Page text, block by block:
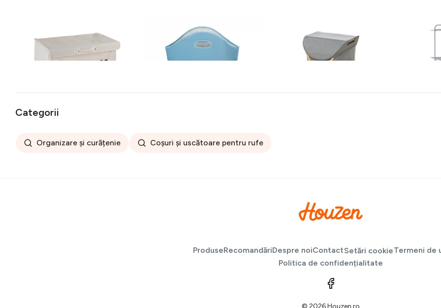
compartimente, mobil, Trivo Beige,
Wenko, poliester/poliamida, 116 l,
Cos pentru depozitare Kids Gerry,
Wenko, 24 L,
poliester/polipropilena, bleu
bambus, 79 l
Uscator
Categorii
Organizare și curățenie Coșuri și uscătoare pentru rufe
ProduseRecomandăriDespre noiContactSetări cookieTermeni de
Politica de confidențialitate